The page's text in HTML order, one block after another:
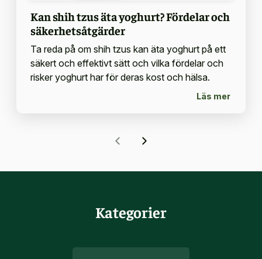
Kan shih tzus äta yoghurt? Fördelar och
säkerhetsåtgärder
Ta reda på om shih tzus kan äta yoghurt på ett
säkert och effektivt sätt och vilka fördelar och
risker yoghurt har för deras kost och hälsa.
Läs mer
Kategorier